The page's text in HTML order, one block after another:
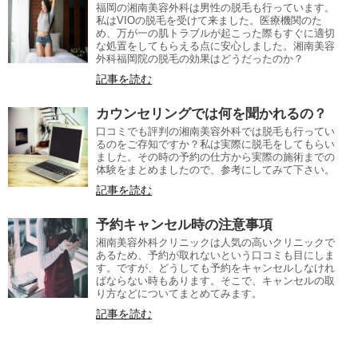
福岡の湘南美容外科は男性の脱毛も行っています。
私はVIOの脱毛を受けて来ました。医療機関のた
め、万が一の肌トラブルが起こった際もすぐに適切
な処置をしてもらえる点に安心しました。湘南美容
外科福岡院の脱毛の効果はどうだったのか？
記事を読む
カウンセリングでは何を聞かれるの？
口コミでも評判の湘南美容外科では脱毛も行ってい
るのをご存知ですか？私は実際に脱毛をしてもらい
ました。その時の予約の仕方から実際の施術までの
体験をまとめましたので、参考にしてみて下さい。
記事を読む
予約キャンセル時の注意事項
湘南美容外科クリニックは人気の高いクリニックで
あるため、予約が取れないという口コミも目にしま
す。ですが、どうしても予約をキャンセルしなけれ
ばならない時もあります。そこで、キャンセルの取
り方などについてまとめてみます。
記事を読む